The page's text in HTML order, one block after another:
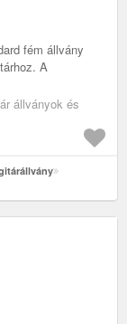
fém állvány
A
állványok és